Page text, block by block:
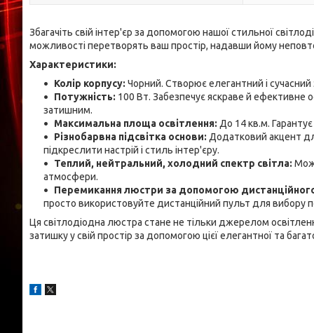
Збагачіть свій інтер'єр за допомогою нашої стильної
можливості перетворять ваш простір, надавши йому
Характеристики:
Колір корпусу: Чорний. Створює елегантний і сучасний
Потужність: 100 Вт. Забезпечує яскраве й ефективне
затишним.
Максимальна площа освітлення: До 14 кв.м.
Різнобарвна підсвітка основи: Додатковий акцент
підкреслити настрій і стиль інтер'єру.
Теплий, нейтральний, холодний спектр світла:
атмосфери.
Перемикання люстри за допомогою
просто використовуйте дистанційний пульт для вибору
Ця світлодіодна люстра стане не тільки джерелом
затишку у свій простір за допомогою цієї елегантної та